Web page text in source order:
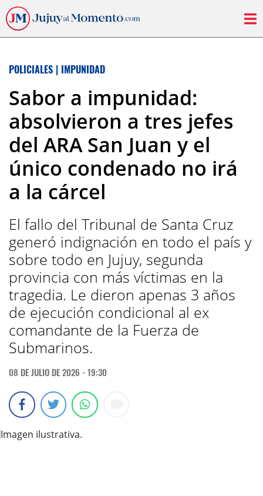
POLICIALES | IMPUNIDAD
Sabor a impunidad:
absolvieron a tres jefes
del ARA San Juan y el
único condenado no irá
a la cárcel
El fallo del Tribunal de Santa Cruz
generó indignación en todo el país y
sobre todo en Jujuy, segunda
provincia con más víctimas en la
tragedia. Le dieron apenas 3 años
de ejecución condicional al ex
comandante de la Fuerza de
Submarinos.
08 DE JULIO DE 2026 - 19:30